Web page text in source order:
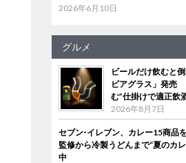
2026年6月10日
グルメ
ビールだけ飲むと
ビアグラス」発売
む”仕掛けで適正飲
2026年8月7日
セブン‐イレブン、カレー15商
監修から冷製うどんまで“夏のカ
中